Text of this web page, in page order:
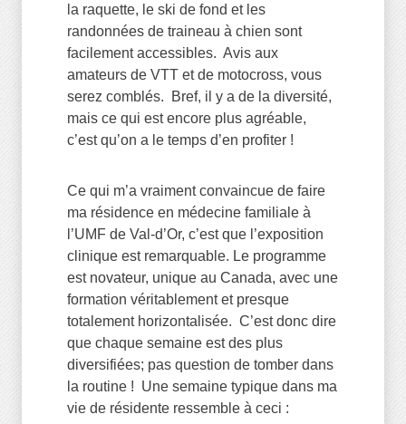
la raquette, le ski de fond et les
randonnées de traineau à chien sont
facilement accessibles. Avis aux
amateurs de VTT et de motocross, vous
serez comblés. Bref, il y a de la diversité,
mais ce qui est encore plus agréable,
c’est qu’on a le temps d’en profiter !
Ce qui m’a vraiment convaincue de faire
ma résidence en médecine familiale à
l’UMF de Val-d’Or, c’est que l’exposition
clinique est remarquable. Le programme
est novateur, unique au Canada, avec une
formation véritablement et presque
totalement horizontalisée. C’est donc dire
que chaque semaine est des plus
diversifiées; pas question de tomber dans
la routine ! Une semaine typique dans ma
vie de résidente ressemble à ceci :